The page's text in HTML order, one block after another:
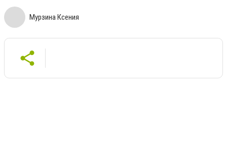
Мурзина Ксения